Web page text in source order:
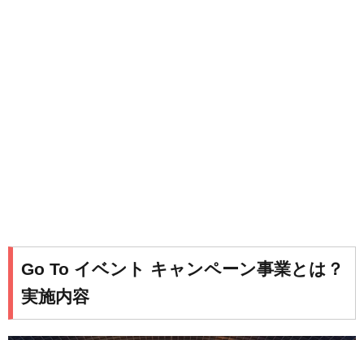
Go To イベント キャンペーン事業とは？
実施内容